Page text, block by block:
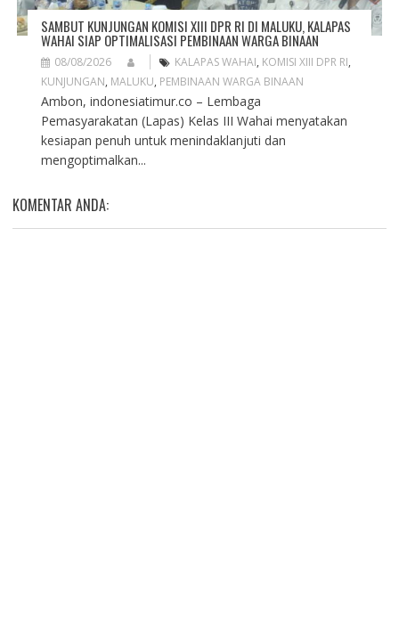
SAMBUT KUNJUNGAN KOMISI XIII DPR RI DI MALUKU, KALAPAS
WAHAI SIAP OPTIMALISASI PEMBINAAN WARGA BINAAN
08/08/2026 KALAPAS WAHAI, KOMISI XIII DPR RI,
KUNJUNGAN, MALUKU, PEMBINAAN WARGA BINAAN
Ambon, indonesiatimur.co – Lembaga
Pemasyarakatan (Lapas) Kelas III Wahai menyatakan
kesiapan penuh untuk menindaklanjuti dan
mengoptimalkan...
KOMENTAR ANDA: